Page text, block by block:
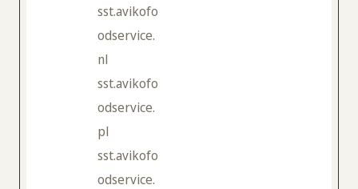
sst.avikofo
odservice.
nl
sst.avikofo
odservice.
pl
sst.avikofo
odservice.